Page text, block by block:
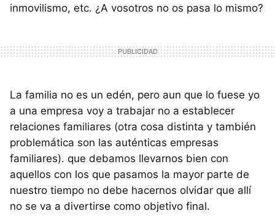
inmovilismo, etc. ¿A vosotros no os pasa lo mismo?
La familia no es un edén, pero aun que lo fuese yo
a una empresa voy a trabajar no a establecer
relaciones familiares (otra cosa distinta y también
problemática son las auténticas empresas
familiares). que debamos llevarnos bien con
aquellos con los que pasamos la mayor parte de
nuestro tiempo no debe hacernos olvidar que allí
no se va a divertirse como objetivo final.